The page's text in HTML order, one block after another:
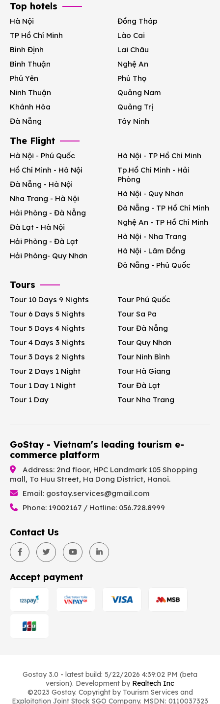
Top hotels
Hà Nội
TP Hồ Chí Minh
Bình Định
Bình Thuận
Phú Yên
Ninh Thuận
Khánh Hòa
Đà Nẵng
Đồng Tháp
Lào Cai
Lai Châu
Nghệ An
Phú Thọ
Quảng Nam
Quảng Trị
Tây Ninh
The Flight
Hà Nội - Phú Quốc
Hồ Chí Minh - Hà Nội
Đà Nẵng - Hà Nội
Nha Trang - Hà Nội
Hải Phòng - Đà Nẵng
Đà Lạt - Hà Nội
Hải Phòng - Đà Lạt
Hải Phòng- Quy Nhơn
Hà Nội - TP Hồ Chí Minh
Tp.Hồ Chí Minh - Hải
Phòng
Hà Nội - Quy Nhơn
Đà Nẵng - TP Hồ Chí Minh
Nghệ An - TP Hồ Chí Minh
Hà Nội - Nha Trang
Hà Nội - Lâm Đồng
Đà Nẵng - Phú Quốc
Tours
Tour 10 Days 9 Nights
Tour 6 Days 5 Nights
Tour 5 Days 4 Nights
Tour 4 Days 3 Nights
Tour 3 Days 2 Nights
Tour 2 Days 1 Night
Tour 1 Day 1 Night
Tour 1 Day
Tour Phú Quốc
Tour Sa Pa
Tour Đà Nẵng
Tour Quy Nhơn
Tour Ninh Bình
Tour Hà Giang
Tour Đà Lạt
Tour Nha Trang
GoStay - Vietnam's leading tourism e-
commerce platform
Address: 2nd floor, HPC Landmark 105 Shopping
mall, To Huu Street, Ha Dong District, Hanoi.
Email: gostay.services@gmail.com
Phone: 19002167 / Hotline: 056.728.8999
Contact Us
Accept payment
Gostay 3.0 - latest build: 5/22/2026 4:39:02 PM (beta
version). Development by Realtech Inc
©2023 Gostay. Copyright by Tourism Services and
Exploitation Joint Stock SGO Company. MSDN: 0110037323